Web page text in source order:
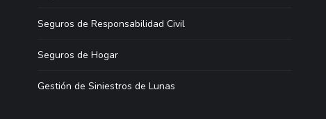
Seguros de Responsabilidad Civil
Seguros de Hogar
Gestión de Siniestros de Lunas